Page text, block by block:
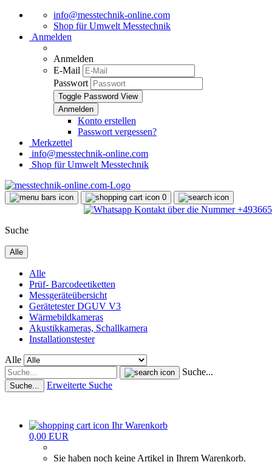
info@messtechnik-online.com
Shop für Umwelt Messtechnik
Anmelden
Anmelden
E-Mail
Passwort
Toggle Password View
Konto erstellen
Passwort vergessen?
Merkzettel
info@messtechnik-online.com
Shop für Umwelt Messtechnik
0
Suche
Alle
Alle
Prüf- Barcodeetiketten
Messgeräteübersicht
Gerätetester DGUV V3
Wärmebildkameras
Akustikkameras, Schallkamera
Installationstester
Alle
Suche...
Suche... Erweiterte Suche
Ihr Warenkorb
0,00 EUR
Sie haben noch keine Artikel in Ihrem Warenkorb.